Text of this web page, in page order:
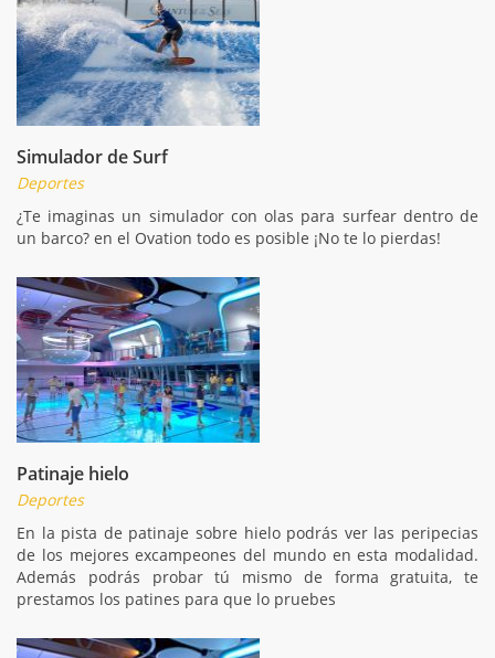
Simulador de Surf
Deportes
¿Te imaginas un simulador con olas para surfear dentro de
un barco? en el Ovation todo es posible ¡No te lo pierdas!
Patinaje hielo
Deportes
En la pista de patinaje sobre hielo podrás ver las peripecias
de los mejores excampeones del mundo en esta modalidad.
Además podrás probar tú mismo de forma gratuita, te
prestamos los patines para que lo pruebes